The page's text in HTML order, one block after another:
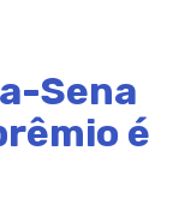
Sena
é